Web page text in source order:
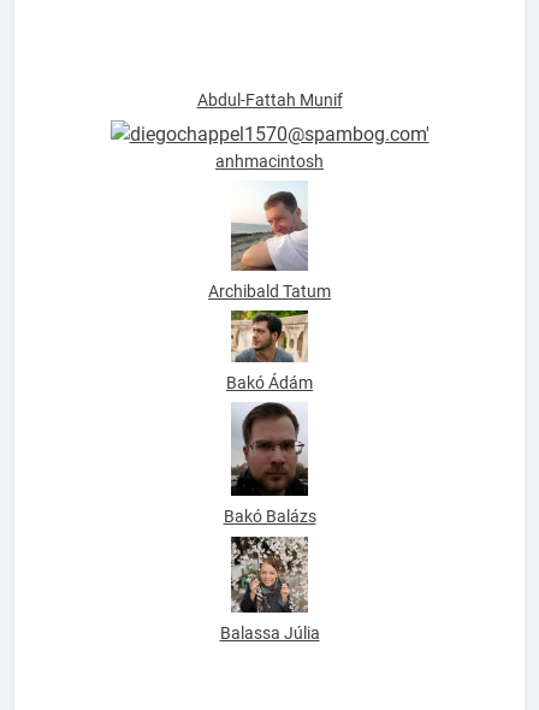
Abdul-Fattah Munif
anhmacintosh
Archibald Tatum
Bakó Ádám
Bakó Balázs